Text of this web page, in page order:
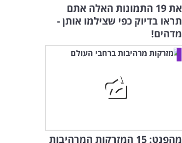
את 19 התמונות האלה אתם
תראו בדיוק כפי שצילמו אותן -
מדהים!
מהפנט: 15 המזרקות המרהיבות